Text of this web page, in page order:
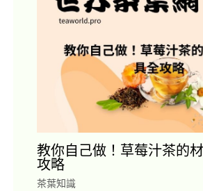
教你自己做！草莓汁茶的
攻略
茶葉知識